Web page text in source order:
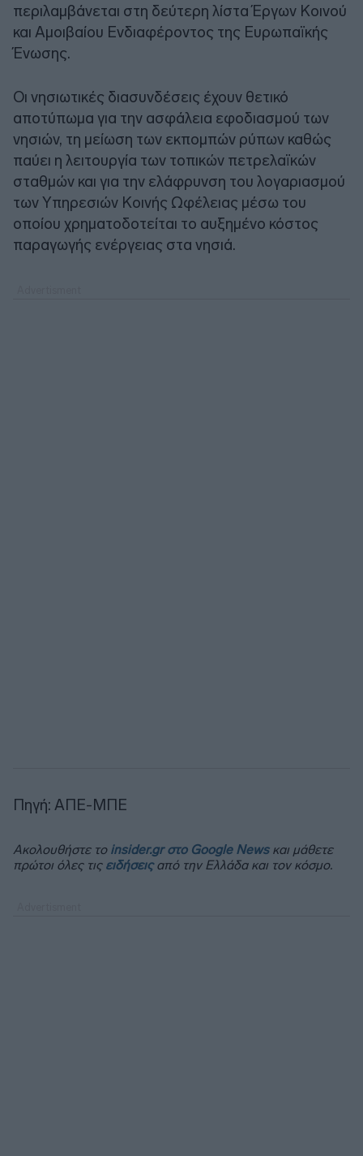
περιλαμβάνεται στη δεύτερη λίστα Έργων Κοινού
και Αμοιβαίου Ενδιαφέροντος της Ευρωπαϊκής
Ένωσης.
Οι νησιωτικές διασυνδέσεις έχουν θετικό
αποτύπωμα για την ασφάλεια εφοδιασμού των
νησιών, τη μείωση των εκπομπών ρύπων καθώς
παύει η λειτουργία των τοπικών πετρελαϊκών
σταθμών και για την ελάφρυνση του λογαριασμού
των Υπηρεσιών Κοινής Ωφέλειας μέσω του
οποίου χρηματοδοτείται το αυξημένο κόστος
παραγωγής ενέργειας στα νησιά.
Πηγή: ΑΠΕ-ΜΠΕ
Ακολουθήστε το insider.gr στο Google Newsκαι μάθετε
πρώτοι όλες τις ειδήσειςαπό την Ελλάδα και τον κόσμο.